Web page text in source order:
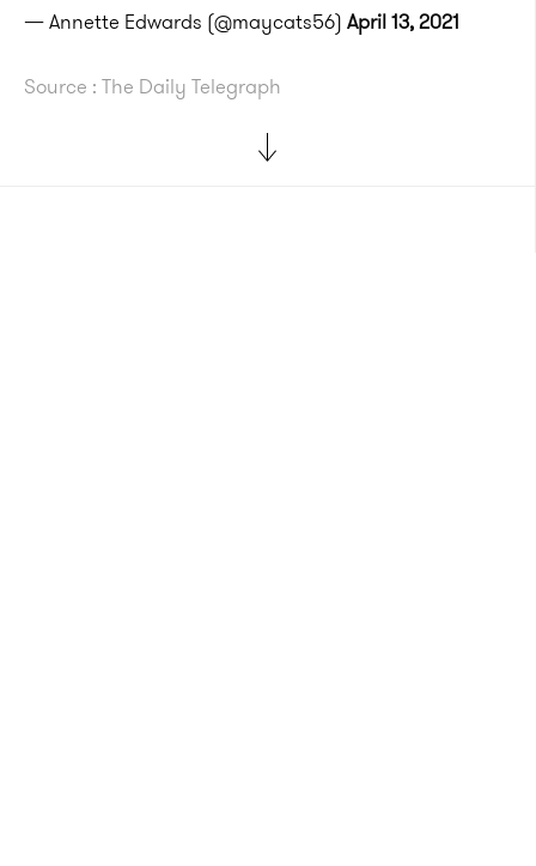
— Annette Edwards (@maycats56) April 13, 2021
Source : The Daily Telegraph